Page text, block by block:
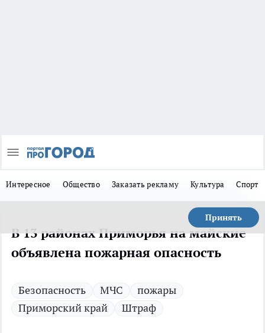
Интересное Общество Заказать рекламу Культура Спорт
Принять
В 13 районах Приморья на майские
объявлена пожарная опасность
Безопасность МЧС
пожары
Приморский край
Штраф